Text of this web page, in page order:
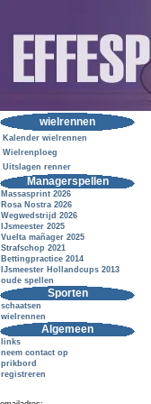
wielrennen
Kalender wielrennen
Wielrenploeg
Uitslagen renner
Managerspellen
Massasprint 2026
Rosa Nostra 2026
Wegwedstrijd 2026
IJsmeester 2025
Vuelta mañager 2025
Strafschop 2021
Bettingpractice 2014
IJsmeester Hollandcups 2013
oude spellen
Sporten
schaatsen
wielrennen
Algemeen
links
neem contact op
prikbord
registreren